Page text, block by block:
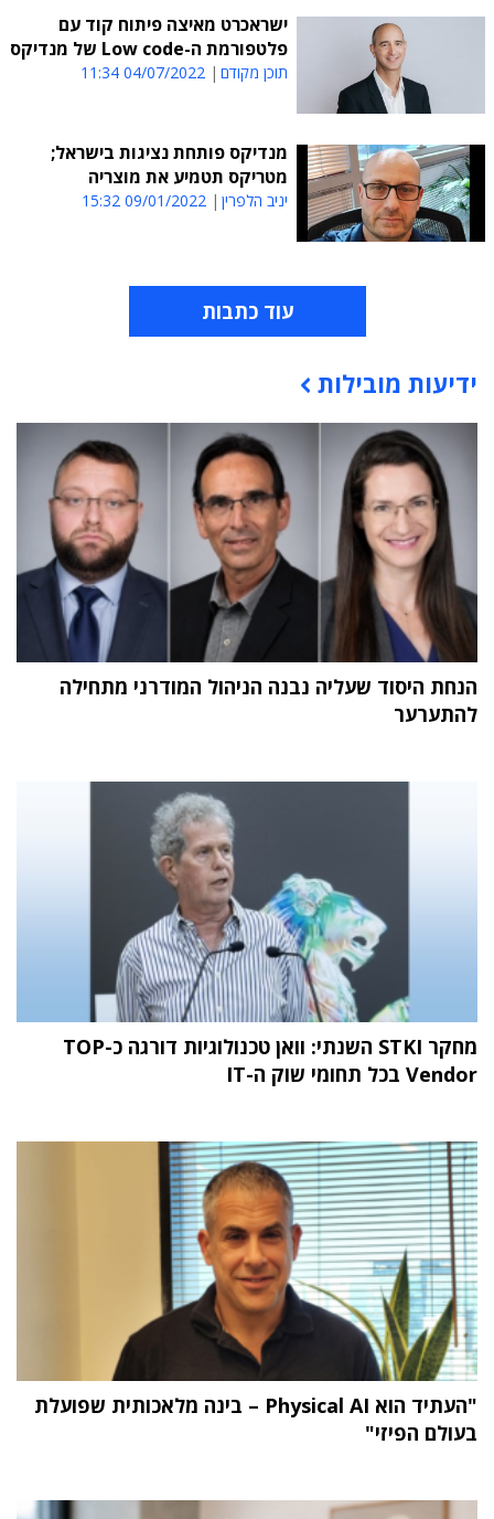
ישראכרט מאיצה פיתוח קוד עם
פלטפורמת ה-Low code של מנדיקס
תוכן מקודם 04/07/2022 11:34
מנדיקס פותחת נציגות בישראל;
מטריקס תטמיע את מוצריה
יניב הלפרין 09/01/2022 15:32
עוד כתבות
תוכן פרסומי
ידיעות מובילות
הנחת היסוד שעליה נבנה הניהול המודרני מתחילה
להתערער
מחקר STKI השנתי: וואן טכנולוגיות דורגה כ-TOP
Vendor בכל תחומי שוק ה-IT
"העתיד הוא Physical AI – בינה מלאכותית שפועלת
בעולם הפיזי"